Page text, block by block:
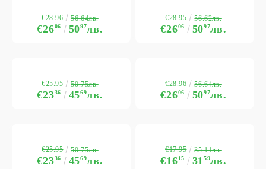
€2606 5097лв.
€28.96 56.64лв.
€2606 5097лв.
€28.95 56.62лв.
€2336 4569лв.
€25.95 50.75лв.
€2606 5097лв.
€28.96 56.64лв.
€2336 4569лв.
€25.95 50.75лв.
€1615 3159лв.
€17.95 35.11лв.